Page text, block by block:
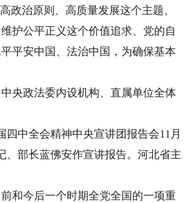
政治原则、高质量发展这个主题、
护公平正义这个价值追求、党的自
平安中国、法治中国，为确保基本
央政法委内设机构、直属单位全体
四中全会精神中央宣讲团报告会11月
、部长蓝佛安作宣讲报告。河北省主
今后一个时期全党全国的一项重